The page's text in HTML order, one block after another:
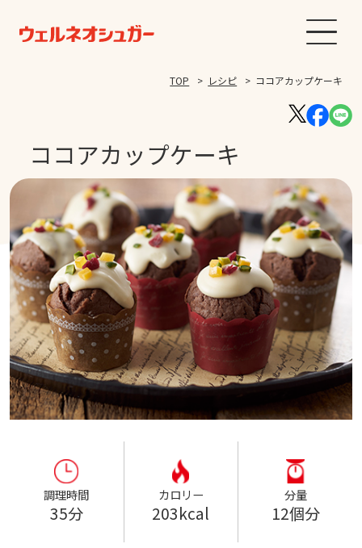
TOP レシピ ココアカップケーキ
ココアカップケーキ
調理時間
35分
カロリー
203kcal
分量
12個分